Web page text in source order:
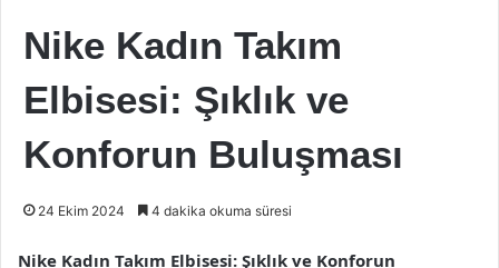
Nike Kadın Takım
Elbisesi: Şıklık ve
Konforun Buluşması
24 Ekim 2024 4 dakika okuma süresi
Nike Kadın Takım Elbisesi: Şıklık ve Konforun